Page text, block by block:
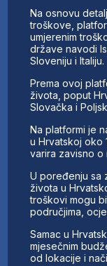
FINANSIJE
IZ STRANIH
AKTIVNOSTI
SWOT INTERVJU
UČLANI SE
KONTAKT
​Na osnovu
troškove,
umjerenim
države navodi
Sloveniju i Italiju.
Prema ovoj
života, poput
Slovačka i
Na platformi je
u Hrvatskoj oko
varira zavisno o
U poređenju sa
života u
troškovi mogu
područjima,
Samac u
mjesečnim
od lokacije i